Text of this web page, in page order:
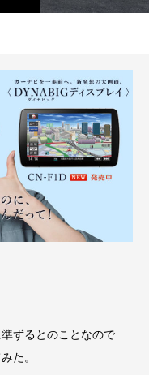
ずるとのことなので
た。